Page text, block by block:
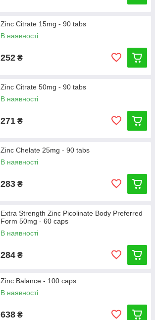
Zinc Citrate 15mg - 90 tabs
В наявності
252 ₴
Zinc Citrate 50mg - 90 tabs
В наявності
271 ₴
Zinc Chelate 25mg - 90 tabs
В наявності
283 ₴
Extra Strength Zinc Picolinate Body Preferred
Form 50mg - 60 caps
В наявності
284 ₴
Zinc Balance - 100 caps
В наявності
638 ₴